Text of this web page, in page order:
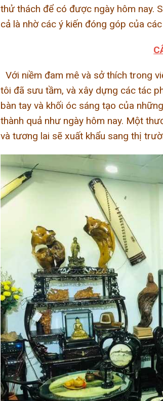
thử thách để có được ngày hôm nay.
cả là nhờ các ý kiến đóng góp của
Với niềm đam mê và sở thích trong
tôi đã sưu tầm, và xây dựng các tác
bàn tay và khối óc sáng tạo của
thành quả như ngày hôm nay. Một
và tương lai sẽ xuất khẩu sang thị